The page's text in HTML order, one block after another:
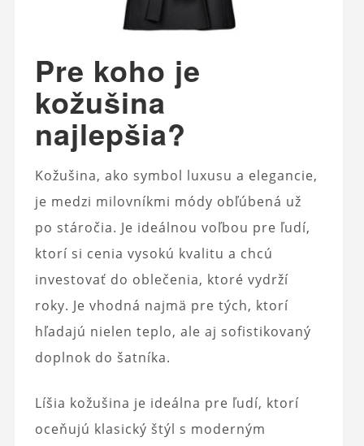
Pre koho je
kožušina
najlepšia?
Kožušina, ako symbol luxusu a elegancie,
je medzi milovníkmi módy obľúbená už
po stáročia. Je ideálnou voľbou pre ľudí,
ktorí si cenia vysokú kvalitu a chcú
investovať do oblečenia, ktoré vydrží
roky. Je vhodná najmä pre tých, ktorí
hľadajú nielen teplo, ale aj sofistikovaný
doplnok do šatníka.
Líšia kožušina je ideálna pre ľudí, ktorí
oceňujú klasický štýl s moderným